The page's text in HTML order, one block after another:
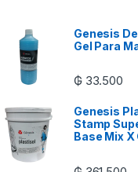
Genesis
Gel Para
₲ 33.500
Genesis
Stamp
Base Mix X